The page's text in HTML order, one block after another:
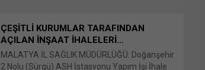
ÇEŞİTLİ KURUMLAR TARAFINDAN
AÇILAN İNŞAAT İHALELERİ…
MALATYA İL SAĞLIK MÜDÜRLÜĞÜ: Doğanşehir
2 Nolu (Sürgü) ASH İstasyonu Yapım İşi İhale